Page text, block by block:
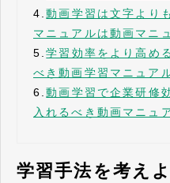
4.動画学習は文字より
マニュアルは動画マニ
5.学習効率をより高め
べき動画学習マニュア
6.動画学習で企業研修
入れるべき動画マニュ
学習手法を考え